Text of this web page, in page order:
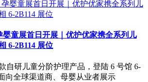
婴童展首日开展｜优护优家携全系列儿
6-2B114 展位
自研儿童分阶护理产品，登陆 6 号馆 6-
向全球渠道商、母婴从业者展示